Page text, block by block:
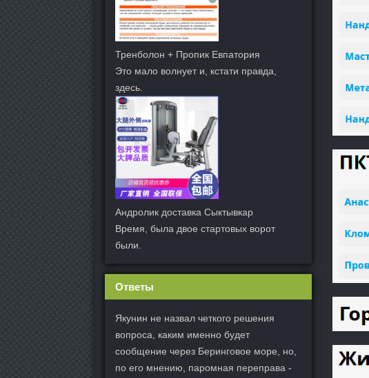
Тренболон + Пропик Евпатория
Это мало волнует и, кстати правда,
здесь.
Андролик доставка Сыктывкар
Время, была двое стартовых ворот
были.
Ответы
Якунин не назвал четкого решения
вопроса, каким именно будет
сообщение через Беринговое море, но,
по его мнению, паромная переправа -